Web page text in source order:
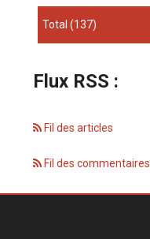
total(137)
Flux RSS :
Fil des articles
Fil des commentaires